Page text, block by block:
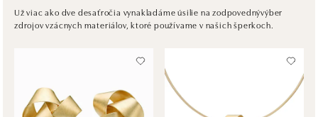
Česká 23, 602 00 Brno
tel.: +420602443261
HALADA OC Avion, Ostrava
Rudná 3114/114, 700 30 Ostrava-Zábřeh
tel.: +420605174749
Už viac ako dve desaťročia vynakladáme úsilie na zodpovednývýber
zdrojov vzácnych materiálov, ktoré používame v našich šperkoch.